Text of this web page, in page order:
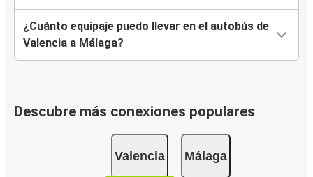
¿Cuánto equipaje puedo llevar en el autobús de
Valencia a Málaga?
Descubre más conexiones populares
Valencia Málaga